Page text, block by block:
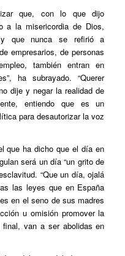
que, con lo que dijo
a la misericordia de Dios,
y que nunca se refirió a
empresarios, de personas
también entran en
ha subrayado. “Querer
dije y negar la realidad de
entiendo que es un
para desautorizar la voz
que ha dicho que el día en
será un día “un grito de
“Que un día, ojalá
las leyes que en España
en el seno de sus madres
u omisión promover la
van a ser abolidas en